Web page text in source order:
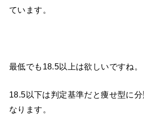
ています。
最低でも18.5以上は欲しいですね。
18.5以下は判定基準だと痩せ型に分
なります。